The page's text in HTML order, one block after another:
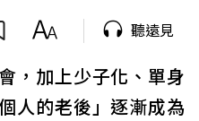
聽遠見
，加上少子化、單身
人的老後」逐漸成為